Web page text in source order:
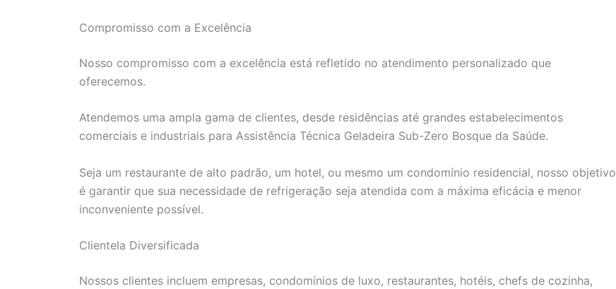
Compromisso com a Excelência
Nosso compromisso com a excelência está refletido no atendimento personalizado que
oferecemos.
Atendemos uma ampla gama de clientes, desde residências até grandes estabelecimentos
comerciais e industriais para Assistência Técnica Geladeira Sub-Zero Bosque da Saúde.
Seja um restaurante de alto padrão, um hotel, ou mesmo um condomínio residencial, nosso objetivo
é garantir que sua necessidade de refrigeração seja atendida com a máxima eficácia e menor
inconveniente possível.
Clientela Diversificada
Nossos clientes incluem empresas, condomínios de luxo, restaurantes, hotéis, chefs de cozinha,